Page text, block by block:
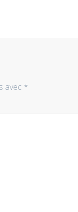
avec *